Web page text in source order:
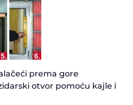
prema gore
otvor pomoću kajle i